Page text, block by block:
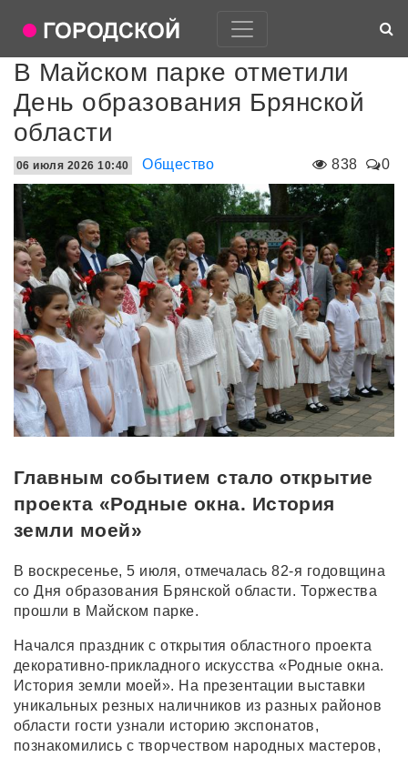
В Майском парке отметили
День образования Брянской
области
838 0
06 июля 2026 10:40 Общество
Главным событием стало открытие
проекта «Родные окна. История
земли моей»
В воскресенье, 5 июля, отмечалась 82-я годовщина
со Дня образования Брянской области. Торжества
прошли в Майском парке.
Начался праздник с открытия областного проекта
декоративно-прикладного искусства «Родные окна.
История земли моей». На презентации выставки
уникальных резных наличников из разных районов
области гости узнали историю экспонатов,
познакомились с творчеством народных мастеров,